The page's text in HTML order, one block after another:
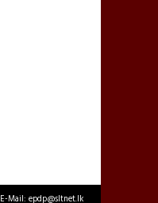
E-Mail: epdp@sltnet.lk